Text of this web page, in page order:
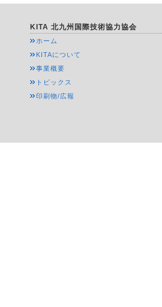
KITA 北九州国際技術協力協会
ホーム
KITAについて
事業概要
トピックス
印刷物/広報